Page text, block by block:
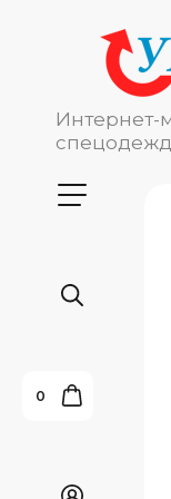
0
Интернет-